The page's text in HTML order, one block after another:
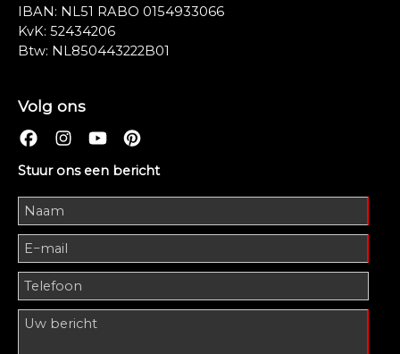
IBAN: NL51 RABO 0154933066
KvK: 52434206
Btw: NL850443222B01
Volg ons
Stuur ons een bericht